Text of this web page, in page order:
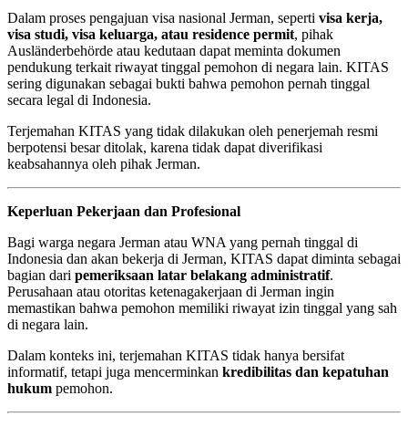
Dalam proses pengajuan visa nasional Jerman, seperti visa kerja,
visa studi, visa keluarga, atau residence permit, pihak
Ausländerbehörde atau kedutaan dapat meminta dokumen
pendukung terkait riwayat tinggal pemohon di negara lain. KITAS
sering digunakan sebagai bukti bahwa pemohon pernah tinggal
secara legal di Indonesia.
Terjemahan KITAS yang tidak dilakukan oleh penerjemah resmi
berpotensi besar ditolak, karena tidak dapat diverifikasi
keabsahannya oleh pihak Jerman.
Keperluan Pekerjaan dan Profesional
Bagi warga negara Jerman atau WNA yang pernah tinggal di
Indonesia dan akan bekerja di Jerman, KITAS dapat diminta sebagai
bagian dari pemeriksaan latar belakang administratif.
Perusahaan atau otoritas ketenagakerjaan di Jerman ingin
memastikan bahwa pemohon memiliki riwayat izin tinggal yang sah
di negara lain.
Dalam konteks ini, terjemahan KITAS tidak hanya bersifat
informatif, tetapi juga mencerminkan kredibilitas dan kepatuhan
hukum pemohon.